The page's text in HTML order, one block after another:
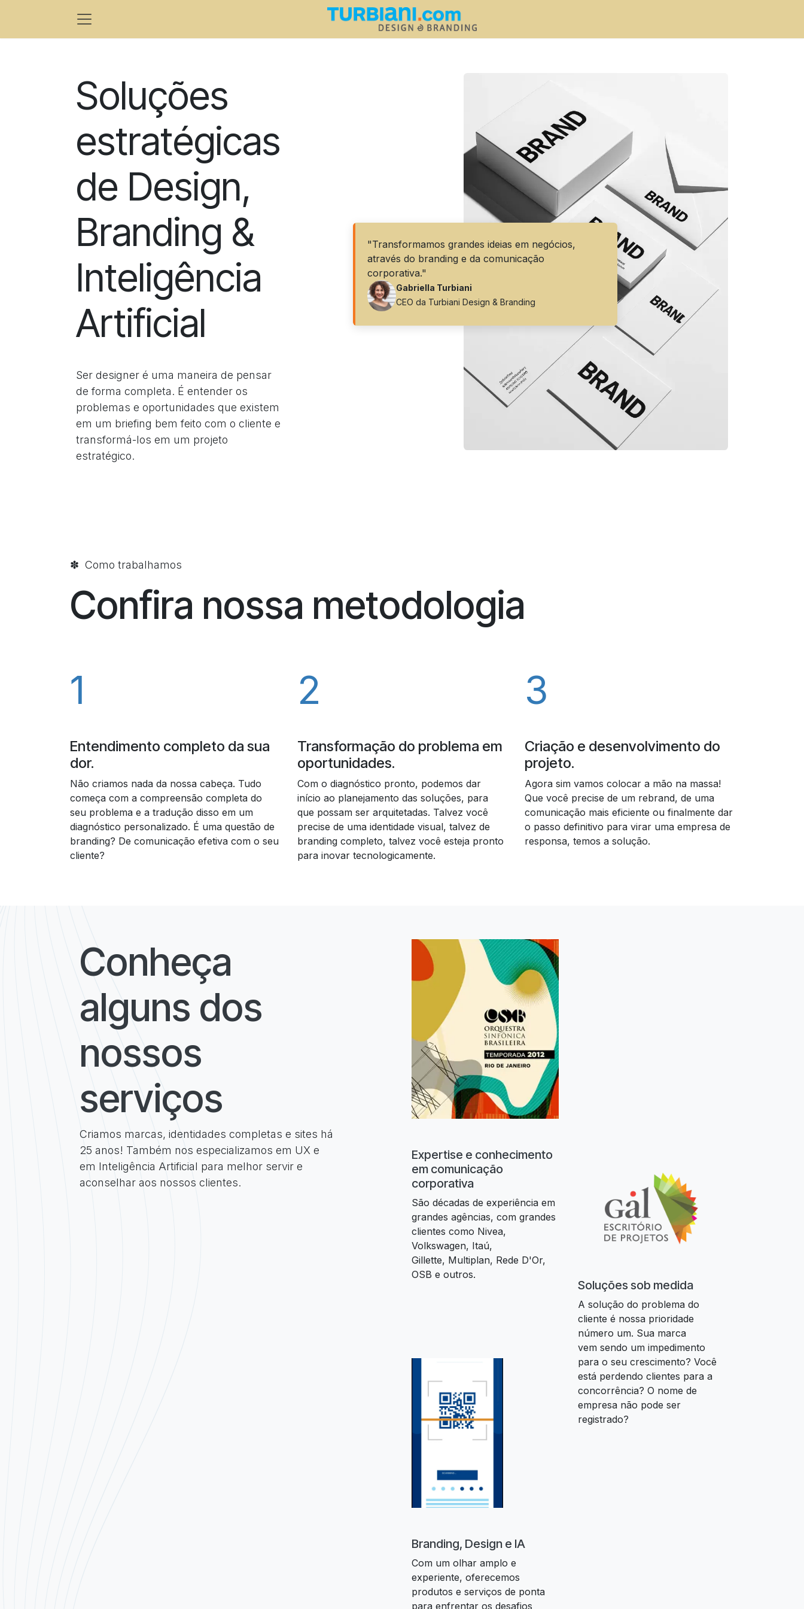
Soluções
estratégicas
de Design,
Branding &
Inteligência
Artificial
Ser designer é uma maneira de pensar
de forma completa. É entender os
problemas e oportunidades que existem
em um briefing bem feito com o cliente e
transformá-los em um projeto
estratégico.
"Transformamos grandes ideias em negócios,
através do branding e da comunicação
corporativa."
Gabriella Turbiani
CEO da Turbiani Design & Branding
✽ Como trabalhamos
Confira nossa metodologia
1
Entendimento completo da sua
dor.
Não criamos nada da nossa cabeça. Tudo
começa com a compreensão completa do
seu problema e a tradução disso em um
diagnóstico personalizado. É uma questão de
branding? De comunicação efetiva com o seu
cliente?
2
Transformação do problema em
oportunidades.
Com o diagnóstico pronto, podemos dar
início ao planejamento das soluções, para
que possam ser arquitetadas. Talvez você
precise de uma identidade visual, talvez de
branding completo, talvez você esteja pronto
para inovar tecnologicamente.
3
Criação e desenvolvimento do
projeto.
Agora sim vamos colocar a mão na massa!
Que você precise de um rebrand, de uma
comunicação mais eficiente ou finalmente dar
o passo definitivo para virar uma empresa de
responsa, temos a solução.
Conheça
alguns dos
nossos
serviços
Criamos marcas, identidades completas e sites há
25 anos! Também nos especializamos em UX e
em Inteligência Artificial para melhor servir e
aconselhar aos nossos clientes.
Soluções sob medida
A solução do problema do
cliente é nossa prioridade
número um. Sua marca
vem sendo um impedimento
para o seu crescimento? Você
está perdendo clientes para a
concorrência? O nome de
empresa não pode ser
registrado?
Expertise e conhecimento
em comunicação
corporativa
São décadas de experiência em
grandes agências, com grandes
clientes como Nivea,
Volkswagen, Itaú,
Gillette, Multiplan, Rede D'Or,
OSB e outros.
Branding, Design e IA
Com um olhar amplo e
experiente, oferecemos
produtos e serviços de ponta
para enfrentar os desafios